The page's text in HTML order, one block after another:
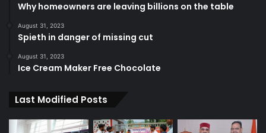
Why homeowners are leaving billions on the table
August 31, 2023
Spieth in danger of missing cut
August 31, 2023
Ice Cream Maker Free Chocolate
Last Modified Posts